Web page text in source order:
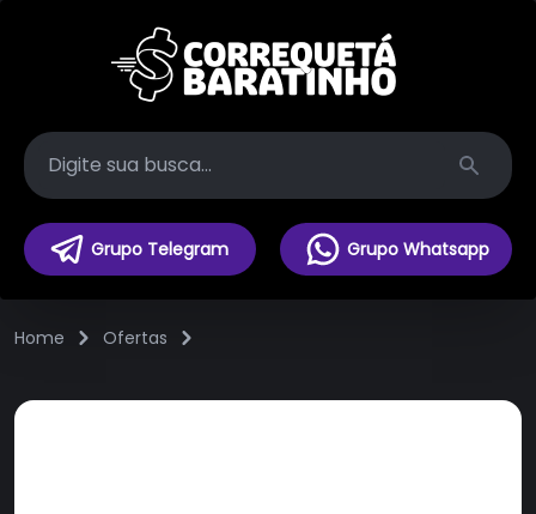
Search
Grupo Telegram Grupo Whatsapp
Home Ofertas